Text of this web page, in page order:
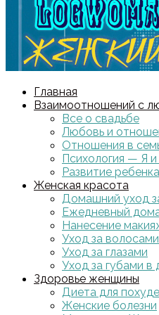
Главная
Взаимоотношений с
Все о свадьбе
Любовь и
Отношения в
Психология — Я
Развитие ребенка
Женская красота
Домашний уход
Ежедневный
Нанесение
Уход за
Уход за глазами
Уход за губами
Здоровье женщины
Диета для
Женские болезни